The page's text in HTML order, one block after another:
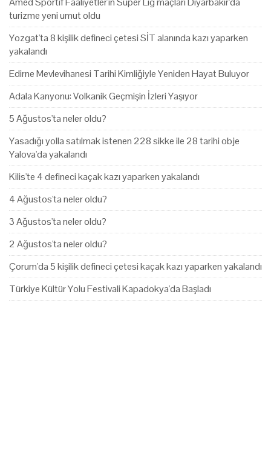
turizme yeni umut oldu
Yozgat'ta 8 kişilik defineci çetesi SİT alanında kazı yaparken
yakalandı
Edirne Mevlevihanesi Tarihi Kimliğiyle Yeniden Hayat Buluyor
Adala Kanyonu: Volkanik Geçmişin İzleri Yaşıyor
5 Ağustos'ta neler oldu?
Yasadığı yolla satılmak istenen 228 sikke ile 28 tarihi obje
Yalova'da yakalandı
Kilis'te 4 defineci kaçak kazı yaparken yakalandı
4 Ağustos'ta neler oldu?
3 Ağustos'ta neler oldu?
2 Ağustos'ta neler oldu?
Çorum'da 5 kişilik defineci çetesi kaçak kazı yaparken yakalandı
Türkiye Kültür Yolu Festivali Kapadokya'da Başladı